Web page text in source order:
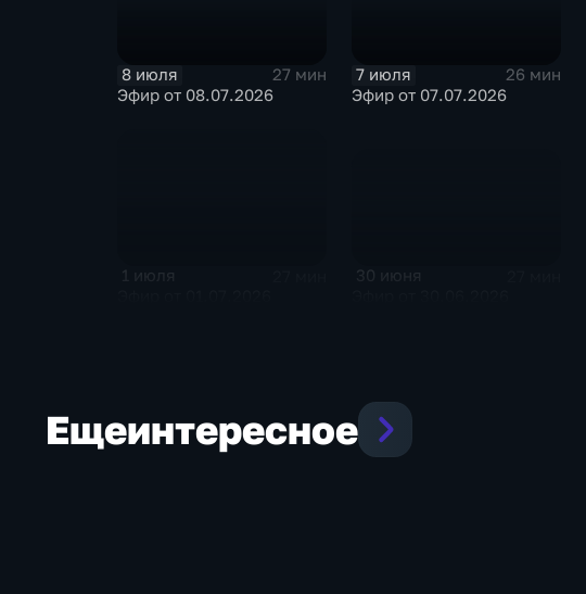
8 июля
27 мин
Эфир от 08.07.2026
7 июля
26 мин
Эфир от 07.07.2026
1 июля 30 июня
Ещеинтересное